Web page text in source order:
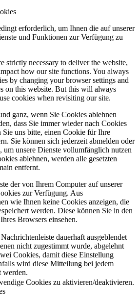
erforderlich, um Ihnen die auf unserer
und Funktionen zur Verfügung zu
strictly necessary to deliver the website,
how our site functions. You always
by changing your browser settings and
on this website. But this will always
cookies when revisiting our site.
ganz, wenn Sie Cookies ablehnen
dass Sie immer wieder nach Cookies
Sie uns bitte, einen Cookie für Ihre
Sie können sich jederzeit abmelden oder
um unsere Dienste vollumfänglich nutzen
ablehnen, werden alle gesetzten
entfernt.
der von Ihrem Computer auf unserer
zur Verfügung. Aus
wie Ihnen keine Cookies anzeigen, die
werden. Diese können Sie in den
Browsers einsehen.
dauerhaft ausgeblendet
nicht zugestimmt wurde, abgelehnt
Cookies, damit diese Einstellung
wird diese Mitteilung bei jedem
werden.
Cookies zu aktivieren/deaktivieren.